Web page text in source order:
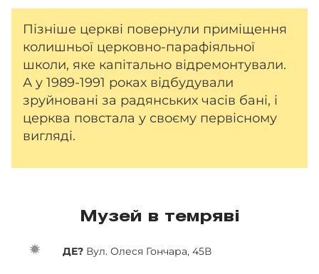
Пізніше церкві повернули приміщення
колишньої церковно-парафіяльної
школи, яке капітально відремонтували.
А у 1989-1991 роках відбудували
зруйновані за радянських часів бані, і
церква повстала у своєму первісному
вигляді.
Музей в темряві
ДЕ? Вул. Олеся Гончара, 45В